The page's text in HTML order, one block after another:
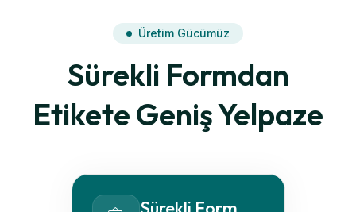
Üretim Gücümüz
Sürekli Formdan
Etikete Geniş Yelpaze